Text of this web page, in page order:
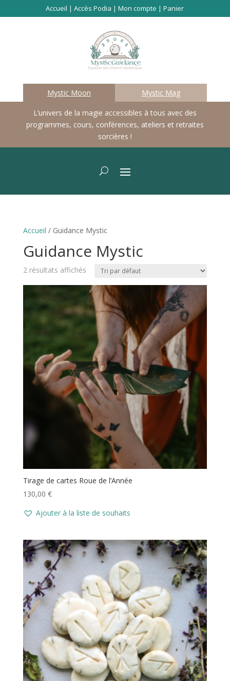
Accueil |Accès Podia |Mon compte |Panier
Mystic Moon Mystic Mag
L’univers de la magie accessibles à tous avec des
programmes, cours, conférences, ateliers et retraites
sorcières !
Accueil / Guidance Mystic
Guidance Mystic
2 résultats affichés
Tirage de cartes Roue de l’Année
130,00 €
Ajouter à la liste de souhaits